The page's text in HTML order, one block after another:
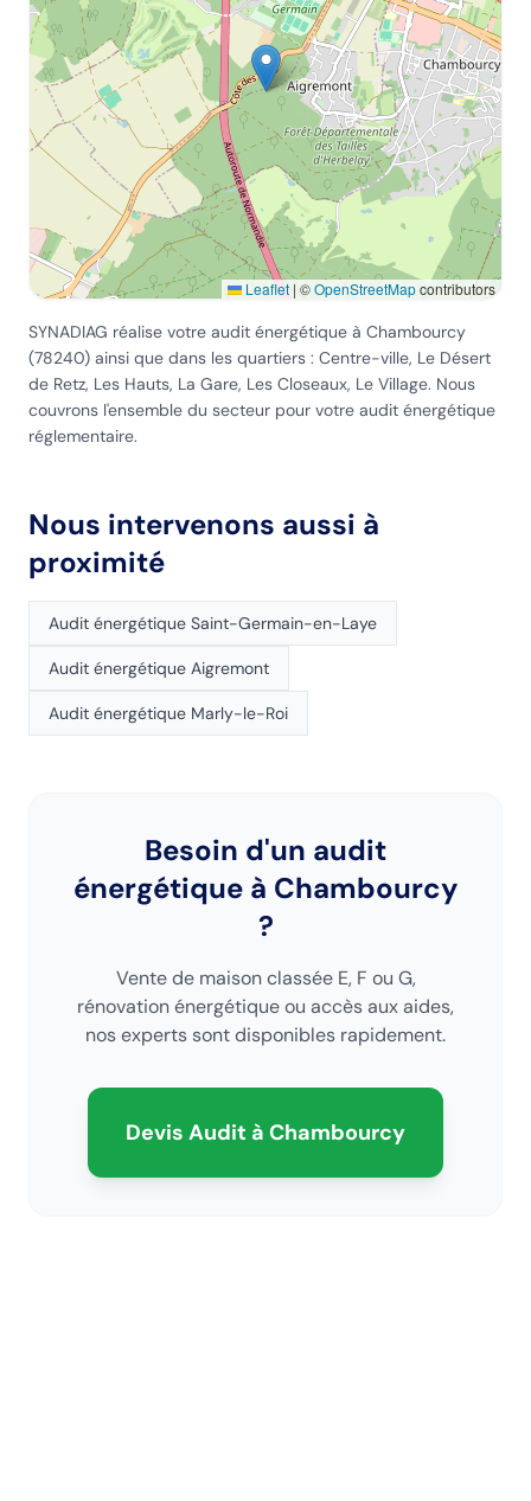
Leaflet | ©OpenStreetMapcontributors
SYNADIAG réalise votre audit énergétique à Chambourcy
(78240) ainsi que dans les quartiers : Centre-ville, Le Désert
de Retz, Les Hauts, La Gare, Les Closeaux, Le Village. Nous
couvrons l'ensemble du secteur pour votre audit énergétique
réglementaire.
Nous intervenons aussi à
proximité
Audit énergétique Saint-Germain-en-Laye
Audit énergétique Aigremont
Audit énergétique Marly-le-Roi
Besoin d'un audit
énergétique à Chambourcy
?
Vente de maison classée E, F ou G,
rénovation énergétique ou accès aux aides,
nos experts sont disponibles rapidement.
Devis Audit à Chambourcy